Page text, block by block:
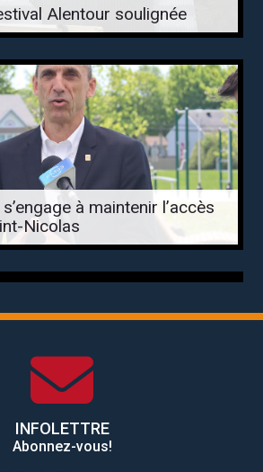
Alentour soulignée
à maintenir l’accès
Nicolas
INFOLETTRE
Abonnez-vous!